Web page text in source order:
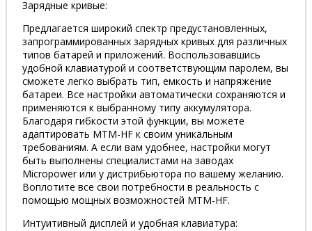
Зарядные кривые:
Предлагается широкий спектр предустановленных,
запрограммированных зарядных кривых для различных
типов батарей и приложений. Воспользовавшись
удобной клавиатурой и соответствующим паролем, вы
сможете легко выбрать тип, емкость и напряжение
батареи. Все настройки автоматически сохраняются и
применяются к выбранному типу аккумулятора.
Благодаря гибкости этой функции, вы можете
адаптировать MTM-HF к своим уникальным
требованиям. А если вам удобнее, настройки могут
быть выполнены специалистами на заводах
Micropower или у дистрибьютора по вашему желанию.
Воплотите все свои потребности в реальность с
помощью мощных возможностей МТМ-HF.
Интуитивный дисплей и удобная клавиатура: